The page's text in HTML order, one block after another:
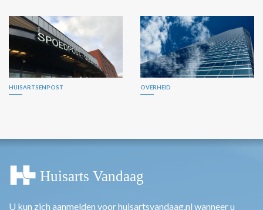
HUISARTSENPOST OVERHEID
U kun zich aanmelden voor huisartsvandaag.nl wanneer u